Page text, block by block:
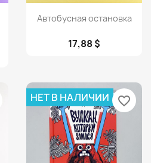
Просмотр
Автобусная остановка
17,88 $
НЕТ В НАЛИЧИИ favorite_border